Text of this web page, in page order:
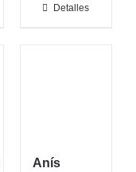
Detalles
Anís